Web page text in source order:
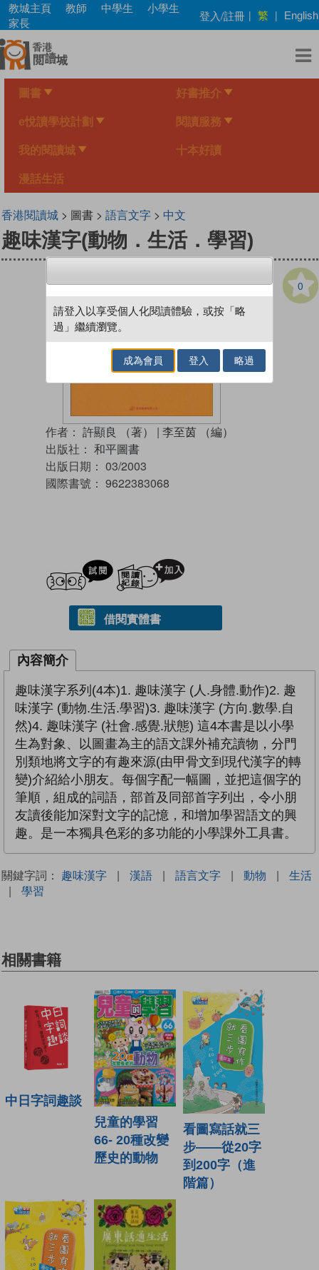
Skip
main
content
教城主頁 教師 中學生
小學生
家長
登入/註冊 | 繁 | English
圖書 好書推介
e悅讀學校計劃 閱讀服務
我的閱讀城 十本好讀
漫話生活
香港閱讀城> 圖書 > 語言文字> 中文
趣味漢字(動物．生活．學習)
0
作者： 許顯良 （著） | 李至茵 （編）
出版社： 和平圖書
出版日期： 03/2003
國際書號： 9622383068
試閲
借閱實體書
內容簡介
趣味漢字系列(4本)1. 趣味漢字 (人.身體.動作)2. 趣
味漢字 (動物.生活.學習)3. 趣味漢字 (方向.數學.自
然)4. 趣味漢字 (社會.感覺.狀態) 這4本書是以小學
生為對象、以圖畫為主的語文課外補充讀物，分門
別類地將文字的有趣來源(由甲骨文到現代漢字的轉
變)介紹給小朋友。每個字配一幅圖，並把這個字的
筆順，組成的詞語，部首及同部首字列出，令小朋
友讀後能加深對文字的記憶，和增加學習語文的興
趣。是一本獨具色彩的多功能的小學課外工具書。
關鍵字詞： 趣味漢字 | 漢語 | 語言文字 | 動物 |
生活
|
學習
相關書籍
中日字詞趣談
兒童的學習
66- 20種改變
歷史的動物
看圖寫話就三
步——從20字
到200字（進
階篇）
請登入以享受個人化閱讀體驗，或按「略
過」繼續瀏覽。
成為會員 登入 略過